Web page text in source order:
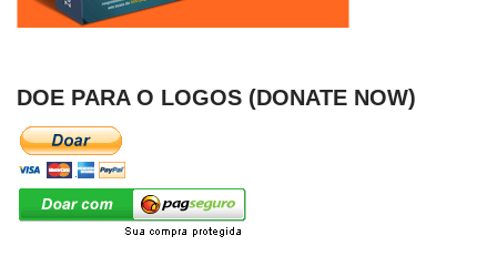
DOE PARA O LOGOS (DONATE NOW)